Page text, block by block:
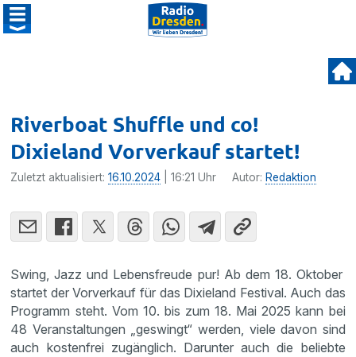
Riverboat Shuffle und co!
Dixieland Vorverkauf startet!
Zuletzt aktualisiert:16.10.2024 | 16:21 Uhr Autor: Redaktion
Swing, Jazz und Lebensfreude pur! Ab dem 18. Oktober
startet der Vorverkauf für das Dixieland Festival. Auch das
Programm steht. Vom 10. bis zum 18. Mai 2025 kann bei
48 Veranstaltungen „geswingt“ werden, viele davon sind
auch kostenfrei zugänglich. Darunter auch die beliebte